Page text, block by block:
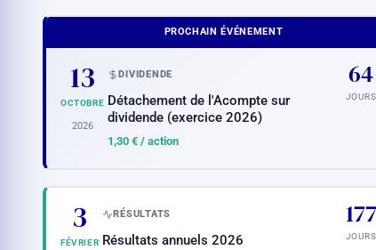
PROCHAIN ÉVÉNEMENT
13
OCTOBRE
2026
DIVIDENDE
Détachement de l'Acompte sur
dividende (exercice 2026)
1,30 € / action
64
JOURS
3
FÉVRIER
RÉSULTATS
Résultats annuels 2026
177
JOURS